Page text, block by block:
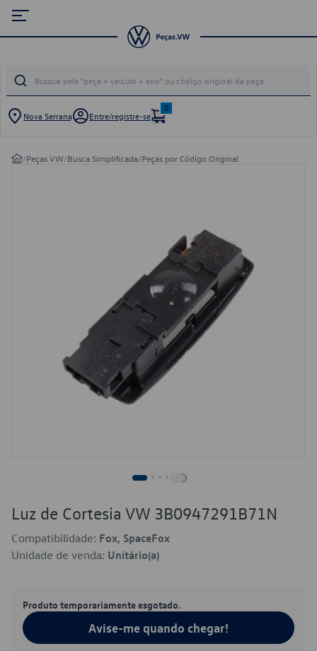
Nova Serrana Entre/registre-se
0
/Peças VW/Busca Simplificada/Peças por Código Original
Luz de Cortesia VW 3B0947291B71N
Compatibilidade: Fox, SpaceFox
Unidade de venda: Unitário(a)
Produto temporariamente esgotado.
Avise-me quando chegar!